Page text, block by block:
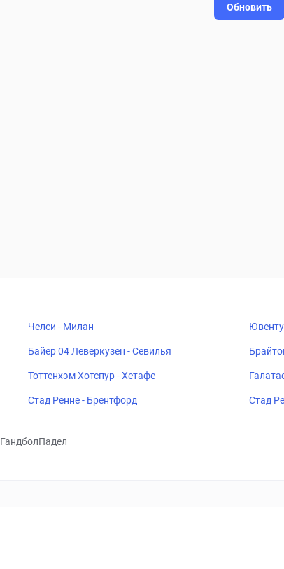
Обновить
Челси - Милан
Байер 04 Леверкузен - Севилья
Тоттенхэм Хотспур - Хетафе
Стад Ренне - Брентфорд Стад
ГандболПадел